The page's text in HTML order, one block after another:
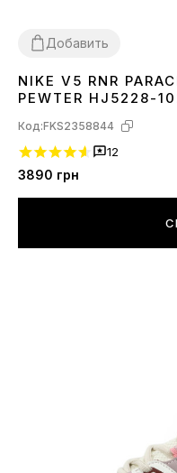
Добавить
3637 383940 41 424344
NIKE V5 RNR
PEWTER HJ5228-
Код:FKS2358844
12
3890 грн